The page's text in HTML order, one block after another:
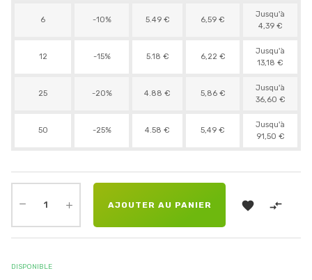
6 -10% 5.49 € 6,59 €
Jusqu'à
4,39 €
12 -15% 5.18 € 6,22 €
Jusqu'à
13,18 €
25 -20% 4.88 € 5,86 €
Jusqu'à
36,60 €
50 -25% 4.58 € 5,49 €
Jusqu'à
91,50 €
AJOUTER AU PANIER  
DISPONIBLE